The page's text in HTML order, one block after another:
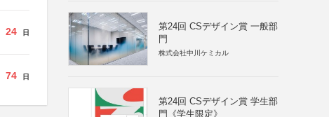
24 日
74 日
第24回 CSデザイン賞 一般部
門
株式会社中川ケミカル
第24回 CSデザイン賞 学生部
門《学生限定》